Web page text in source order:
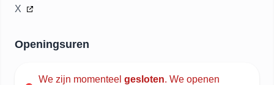
X
Openingsuren
We zijn momenteelgesloten.We openen